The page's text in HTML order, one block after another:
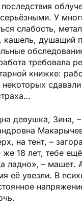
У
слабость,
кашель, душащий
требовала
книжке:
девушка, Зина,
на тент, –
18 лет, тебе
ладно», – машет.
её увезли. В